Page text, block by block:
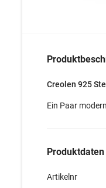
Creolen 925
Ein Paar
Produktdaten
Artikelnr